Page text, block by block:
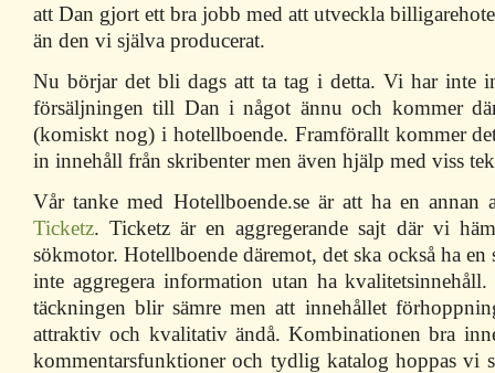
att Dan gjort ett bra jobb med att utveckla
än den vi själva producerat.
Nu börjar det bli dags att ta tag i detta. Vi har inte
försäljningen till Dan i något ännu och kommer
(komiskt nog) i hotellboende. Framförallt kommer
in innehåll från skribenter men även hjälp med viss
Vår tanke med Hotellboende.se är att ha en annan
Ticketz. Ticketz är en aggregerande sajt där vi
sökmotor. Hotellboende däremot, det ska också ha
inte aggregera information utan ha
täckningen blir sämre men att innehållet
attraktiv och kvalitativ ändå. Kombinationen bra
kommentarsfunktioner och tydlig katalog hoppas vi